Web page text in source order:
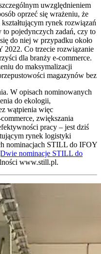
uwzględnieniem
oprzeć się wrażeniu, że
rynek rozwiązań
to pojedynczych zadań, czy to
do niej w przypadku około
2022. Co trzecie rozwiązanie
dla branży e-commerce.
do maksymalizacji
magazynów bez
W opisach nominowanych
do ekologii,
wątpienia więc
zwiększania
pracy – jest dziś
rynek logistyki
nominacjach STILL do IFOY
nominacje STILL do
www.still.pl.